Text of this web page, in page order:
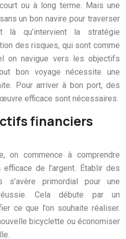
ou à long terme. Mais une
un bon navire pour traverser
là qu’intervient la stratégie
des risques, qui sont comme
on navigue vers les objectifs
bon voyage nécessite une
Pour arriver à bon port, des
efficace sont nécessaires.
financiers
on commence à comprendre
efficace de l’argent. Établir des
s’avère primordial pour une
Cela débute par un
ce que l’on souhaite réaliser.
bicyclette ou économiser